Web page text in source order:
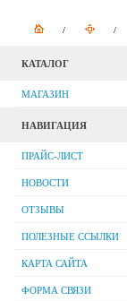
КАТАЛОГ
МАГАЗИН
НАВИГАЦИЯ
ПРАЙС-ЛИСТ
НОВОСТИ
ОТЗЫВЫ
ПОЛЕЗНЫЕ ССЫЛКИ
КАРТА САЙТА
ФОРМА СВЯЗИ